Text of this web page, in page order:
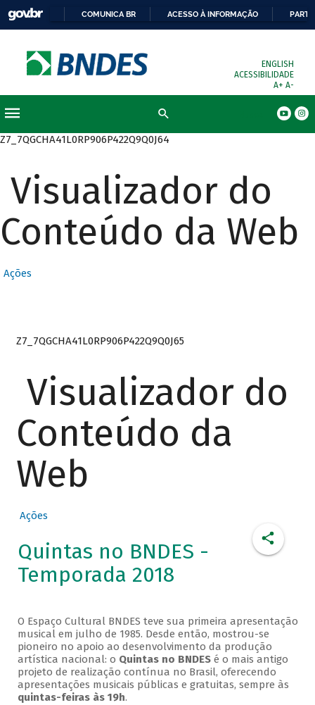
COMUNICA BR ACESSO À INFORMAÇÃO
ENGLISH
ACESSIBILIDADE
A+ A-
Z7_7QGCHA41L0RP906P422Q9Q0J64
Visualizador do
Conteúdo da Web
Ações
Z7_7QGCHA41L0RP906P422Q9Q0J65
Visualizador do
Conteúdo da
Web
Ações
Quintas no BNDES -
Temporada 2018
O Espaço Cultural BNDES teve sua primeira apresentação
musical em julho de 1985. Desde então, mostrou-se
pioneiro no apoio ao desenvolvimento da produção
artística nacional: o Quintas no BNDESé o mais antigo
projeto de realização contínua no Brasil, oferecendo
apresentações musicais públicas e gratuitas, sempre às
quintas-feiras às 19h.